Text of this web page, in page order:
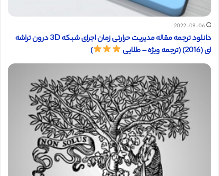
2022-09-06
دانلود ترجمه مقاله مدیریت حرارتی زمان اجرای شبکه 3D درون تراشه
ای (2016) (ترجمه ویژه – طلایی
)